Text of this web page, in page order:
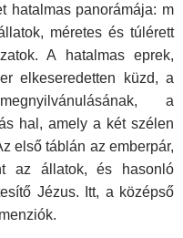
ha­talmas panorámája: m
méretes és túlérett
A hatalmas eprek,
elkesere­detten küzd, a
a
hal, amely a két szélen
első táblán az emberpár,
az állatok, és hasonló
Jézus. Itt, a középső